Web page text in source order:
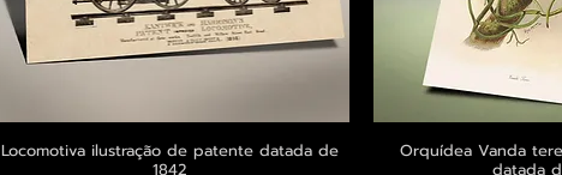
Visualização rápida
Locomotiva ilustração de patente datada de
1842
Orquídea Vanda
datada